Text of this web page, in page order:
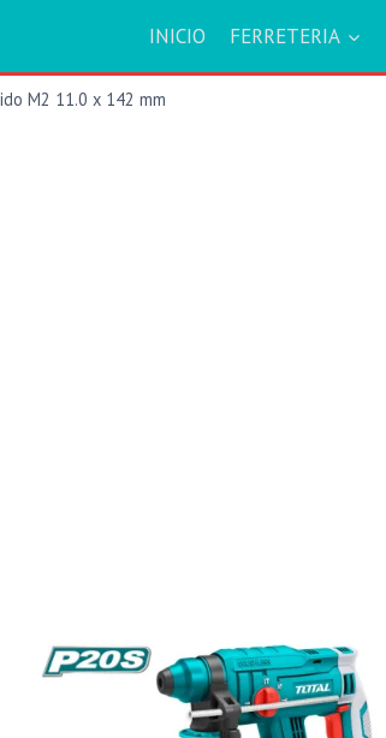
INICIO FERRETERIA
M2 11.0 x 142 mm